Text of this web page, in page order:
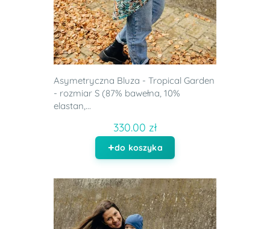
Asymetryczna Bluza - Tropical Garden
- rozmiar S (87% bawełna, 10%
elastan,...
330.00 zł
do koszyka